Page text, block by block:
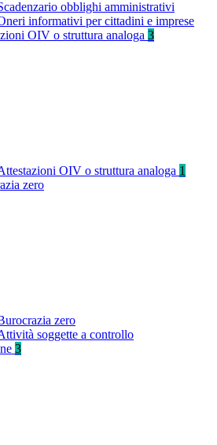
obblighi amministrativi
informativi per cittadini e imprese
OIV o struttura analoga 3
OIV o struttura analoga 1
zero
zero
soggette a controllo
3